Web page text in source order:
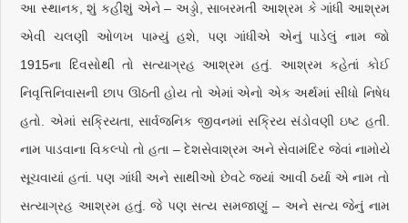
આ સ્થાનક, શું કહીશું એને – અડ્ડો, સાબરમતી આશ્રમ કે ગાંધી આશ્રમ
એવી ચલણી ઓળખ પામ્યું હશે, પણ ગાંધીએ એનું પાડેલું નામ જો
1915ના દિવસોથી તો સત્યાગ્રહ આશ્રમ હતું. આશ્રમ કહેતાં કોઈ
નિવૃત્તિનિવાસની છાપ ઊઠતી હોય તો એમાં એનો એક અર્થમાં સીધો નિષેધ
હતો. એમાં સક્રિયતા, સાર્વજનિક જીવનમાં સક્રિય સંડોવણી ઇષ્ટ હતી.
નામ પાડવાના વિકલ્પો તો હતા – દેશસેવાશ્રમ અને સેવામંદિર જેવાં નામોયે
સૂચવાયાં હતાં. પણ ગાંધી અને સાથીઓ છેવટે જ્યાં આવી ઠર્યા એ નામ તો
સત્યાગ્રહ આશ્રમ હતું. જે પણ સત્ય સમજાણું – અને સત્ય જેનું નામ